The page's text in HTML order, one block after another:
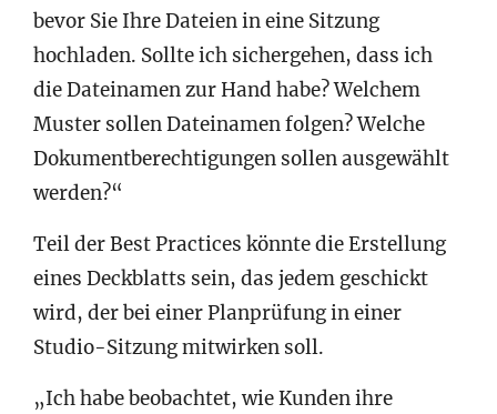
bevor Sie Ihre Dateien in eine Sitzung
hochladen. Sollte ich sichergehen, dass ich
die Dateinamen zur Hand habe? Welchem
Muster sollen Dateinamen folgen? Welche
Dokumentberechtigungen sollen ausgewählt
werden?“
Teil der Best Practices könnte die Erstellung
eines Deckblatts sein, das jedem geschickt
wird, der bei einer Planprüfung in einer
Studio-Sitzung mitwirken soll.
„Ich habe beobachtet, wie Kunden ihre